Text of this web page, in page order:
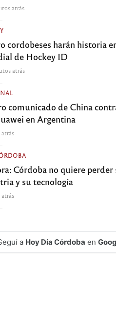
atrás
cordobeses harán historia
de Hockey ID
atrás
comunicado de China
en Argentina
Córdoba no quiere perder
y su tecnología
a Hoy Día Córdoba en